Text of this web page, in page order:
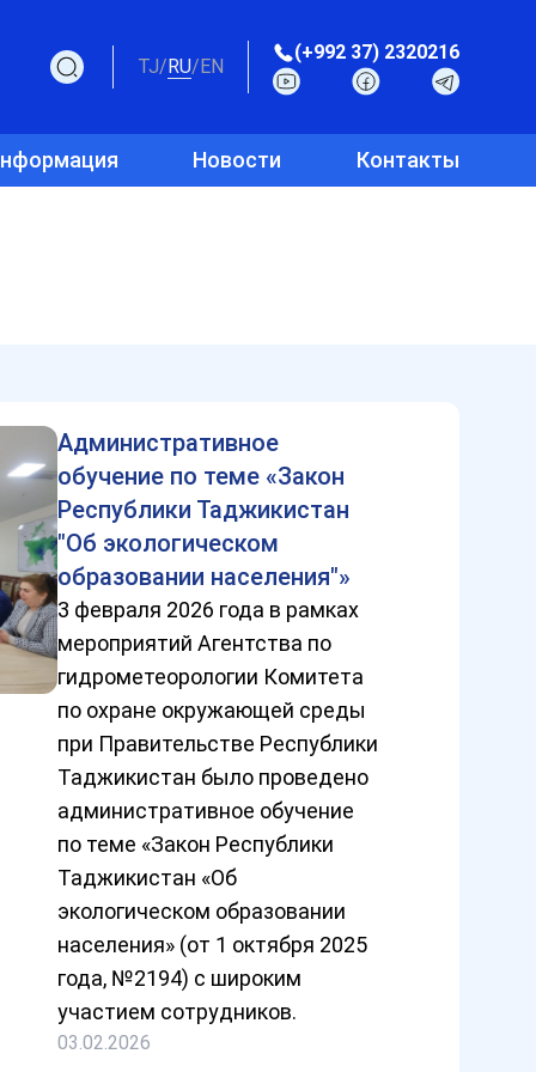
TJ/RU/EN
(+992 37) 2320216
Новости Контакты
Административное
обучение по теме «Закон
Республики Таджикистан
"Об экологическом
образовании населения"»
3 февраля 2026 года в рамках
мероприятий Агентства по
гидрометеорологии Комитета
по охране окружающей среды
при Правительстве Республики
Таджикистан было проведено
административное обучение
по теме «Закон Республики
Таджикистан «Об
экологическом образовании
населения» (от 1 октября 2025
года, №2194) с широким
участием сотрудников.
03.02.2026